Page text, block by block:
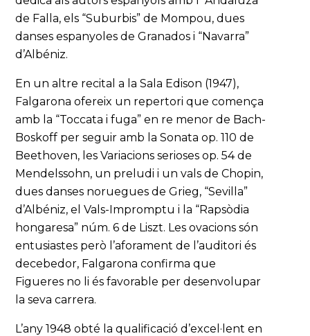
de Falla, els “Suburbis” de Mompou, dues
danses espanyoles de Granados i “Navarra”
d’Albéniz.
En un altre recital a la Sala Edison (1947),
Falgarona ofereix un repertori que comença
amb la “Toccata i fuga” en re menor de Bach-
Boskoff per seguir amb la Sonata op. 110 de
Beethoven, les Variacions serioses op. 54 de
Mendelssohn, un preludi i un vals de Chopin,
dues danses noruegues de Grieg, “Sevilla”
d’Albéniz, el Vals-Impromptu i la “Rapsòdia
hongaresa” núm. 6 de Liszt. Les ovacions són
entusiastes però l’aforament de l’auditori és
decebedor, Falgarona confirma que
Figueres no li és favorable per desenvolupar
la seva carrera.
L’any 1948 obté la qualificació d’excel·lent en